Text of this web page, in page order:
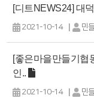
[디트NEWS24] 대
2021-10-14 | 민
[좋은마을만들기협
인..
2021-10-14 | 민